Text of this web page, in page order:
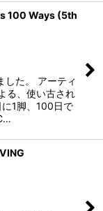
100 Ways (5th
た。 アーティ
る、使い古され
1脚、100日で